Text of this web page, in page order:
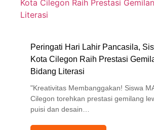
Peringati Hari Lahir Pancasila,
Kota Cilegon Raih Prestasi
Bidang Literasi
"Kreativitas Membanggakan! Siswa
Cilegon torehkan prestasi gemilang
puisi dan desain…